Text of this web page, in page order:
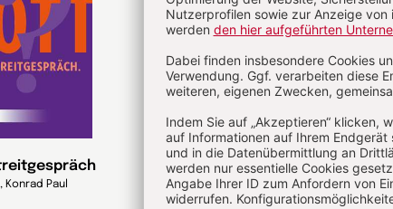
Paul
Magnifica humanitas
Papst Leo XIV.